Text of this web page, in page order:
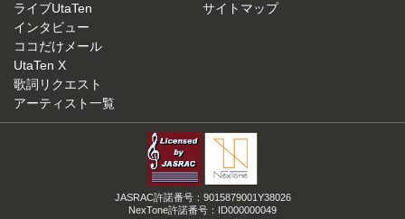
ライブUtaTen
インタビュー
ココだけメール
UtaTen X
歌詞リクエスト
アーティスト一覧
サイトマップ
JASRAC許諾番号：9015879001Y38026
NexTone許諾番号：ID000000049